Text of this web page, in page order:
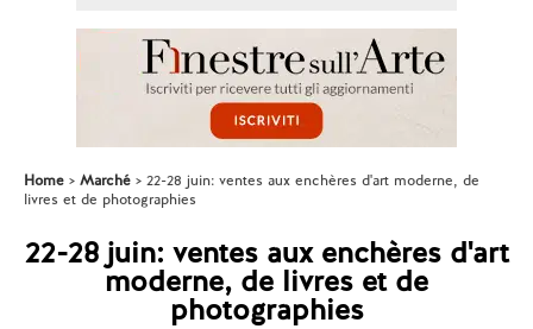
Home Marché
22-28 juin: ventes aux enchères d'art moderne, de
livres et de photographies
22-28 juin: ventes aux enchères d'art
moderne, de livres et de
photographies